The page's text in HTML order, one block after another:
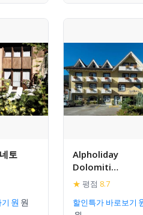
토
Alpholiday
Dolomiti
Wellness &
★ 평점 8.7
할인특가 바로보기